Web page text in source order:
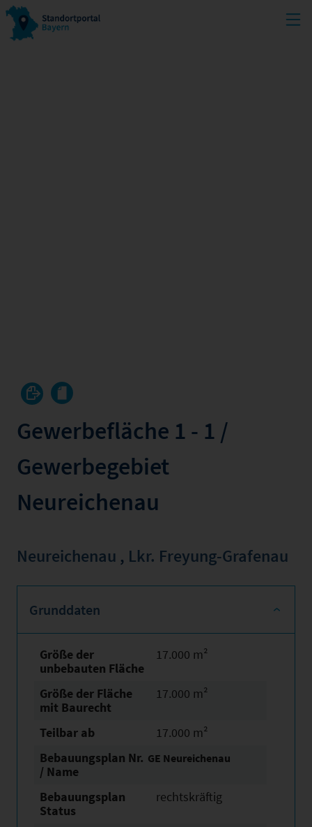
Gewerbefläche 1 - 1 /
Gewerbegebiet
Neureichenau
Neureichenau , Lkr. Freyung-Grafenau
Grunddaten
Größe der
unbebauten Fläche
17.000 m²
Größe der Fläche
mit Baurecht
17.000 m²
Teilbar ab
17.000 m²
Bebauungsplan Nr.
/ Name
GE Neureichenau
Bebauungsplan
Status
rechtskräftig